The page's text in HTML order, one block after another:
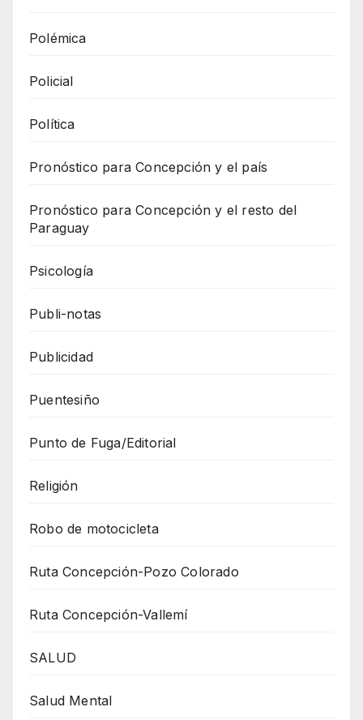
Polémica
Policial
Política
Pronóstico para Concepción y el país
Pronóstico para Concepción y el resto del
Paraguay
Psicología
Publi-notas
Publicidad
Puentesiño
Punto de Fuga/Editorial
Religión
Robo de motocicleta
Ruta Concepción-Pozo Colorado
Ruta Concepción-Vallemí
SALUD
Salud Mental